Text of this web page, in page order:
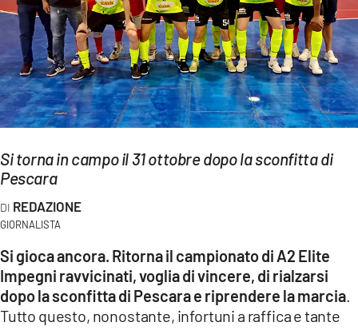
ECONOMIA E LAVORO
EVENTI
SPORT
Streaming
LAC TV
LAC ONAIR
LaC
Network
LACPLAY.IT
Si torna in campo il 31 ottobre dopo la sconfitta di
Pescara
REDAZIONE
GIORNALISTA
Si gioca ancora. Ritorna il campionato di A2 Elite
Impegni ravvicinati, voglia di vincere, di rialzarsi
dopo la sconfitta di Pescara e riprendere la marcia
Tutto questo, nonostante, infortuni a raffica e tante